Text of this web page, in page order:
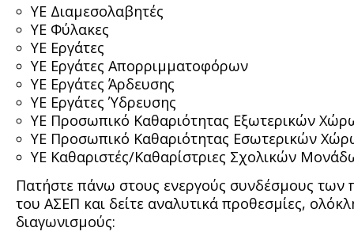
ΥΕ Διαμεσολαβητές
ΥΕ Φύλακες
ΥΕ Εργάτες
ΥΕ Εργάτες Απορριμματοφόρων
ΥΕ Εργάτες Άρδευσης
ΥΕ Εργάτες Ύδρευσης
ΥΕ Προσωπικό Καθαριότητας Εξωτερικών
ΥΕ Προσωπικό Καθαριότητας Εσωτερικών
ΥΕ Καθαριστές/Καθαρίστριες Σχολικών
Πατήστε πάνω στους ενεργούς συνδέσμους των
του ΑΣΕΠ και δείτε αναλυτικά προθεσμίες,
διαγωνισμούς: